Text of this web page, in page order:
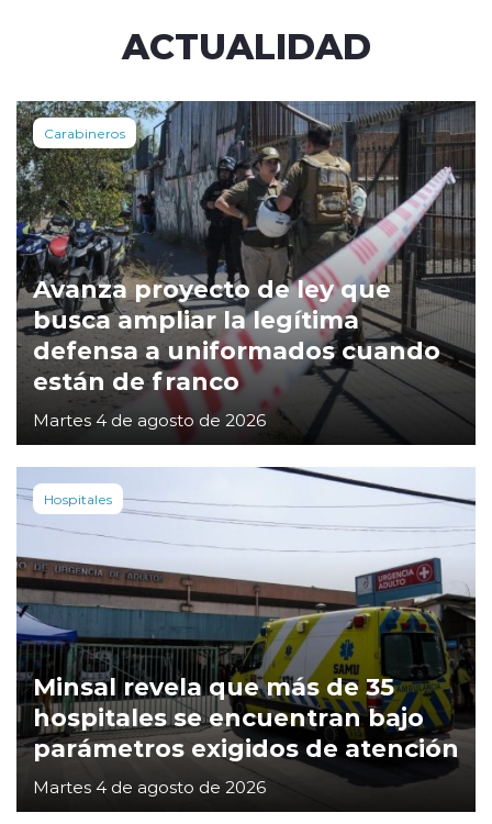
ACTUALIDAD
Carabineros
Avanza proyecto de ley que
busca ampliar la legítima
defensa a uniformados cuando
están de franco
Martes 4 de agosto de 2026
Hospitales
Minsal revela que más de 35
hospitales se encuentran bajo
parámetros exigidos de atención
Martes 4 de agosto de 2026